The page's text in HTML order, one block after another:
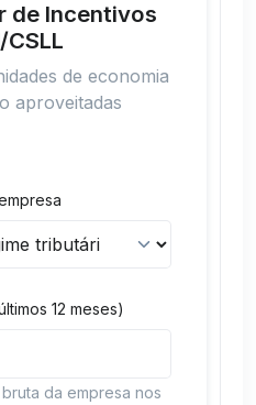
de Incentivos
CSLL
de economia
aproveitadas
12 meses)
da empresa nos